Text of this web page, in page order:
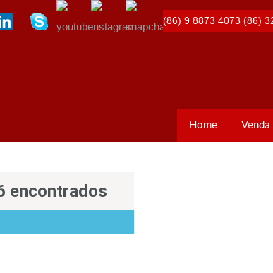
(86) 9 8873 4073 (86)
Home Venda
encontrados